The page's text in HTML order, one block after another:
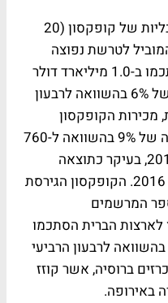
­­­­המכירות הגלובליות של קופקסון (20
המוביל לטרשת נפוצה
בארצות הברית ובעולם כולו, הסתכמו ב-1.0 מיליארד דולר
ברבעון הרביעי של 2016, עלייה של 6% בהשוואה לרבעון
הברית, מכירות הקופקסון
הסתכמו ב-829 מיליון דולר, עלייה של 9% בהשוואה ל-760
מיליון דולר ברבעון הרביעי של 2015, בעיקר כתוצאה
מעליית מחירים של 7.9% בינואר 2016. הקופקסון הגירסת
יותר מ-84% ממספר המרשמים
לארצות הברית הסתכמו
ב-186 מיליון דולר, ירידה של 7% בהשוואה לרבעון הרביעי
ברוסיה, אשר קוזז
באירופה.